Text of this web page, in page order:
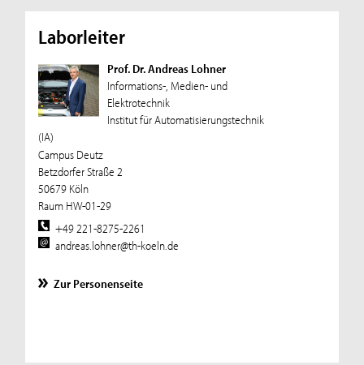
Laborleiter
Prof. Dr. Andreas Lohner
Informations-, Medien- und
Elektrotechnik
Institut für Automatisierungstechnik
(IA)
Campus Deutz
Betzdorfer Straße 2
50679 Köln
Raum HW-01-29
+49 221-8275-2261
andreas.lohner@th-koeln.de
Zur Personenseite